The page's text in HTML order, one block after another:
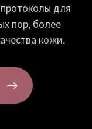
для
пор, более
кожи.